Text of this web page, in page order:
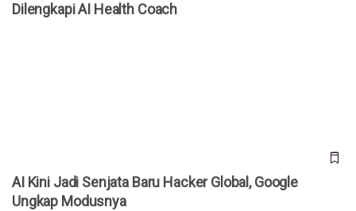
Dilengkapi AI Health Coach
AI Kini Jadi Senjata Baru Hacker Global, Google
Ungkap Modusnya